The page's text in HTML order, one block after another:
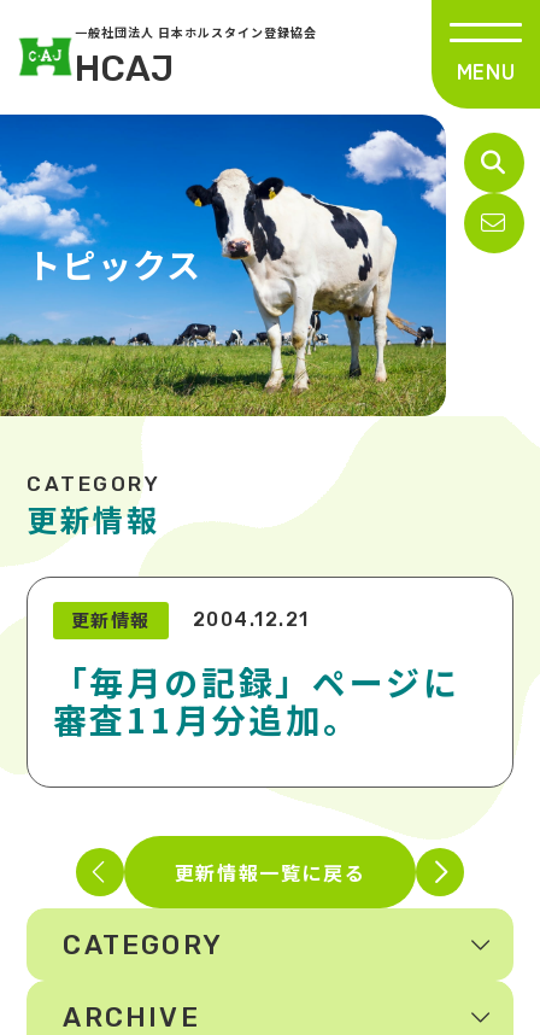
一般社団法人 日本ホルスタイン登録協会
HCAJ
トピックス
更新情報
更新情報 2004.12.21
「毎月の記録」ページに
審査11月分追加。
更新情報一覧に戻る
CATEGORY
ARCHIVE